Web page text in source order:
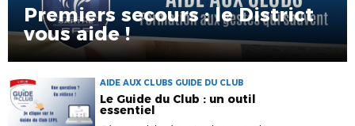
Premiers secours : le District
vous aide !
AIDE AUX CLUBS GUIDE DU CLUB
Le Guide du Club : un outil
essentiel